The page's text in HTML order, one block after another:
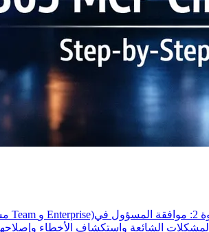
الخطوة 1: تمكين موصل M365 (مسؤولو Team و Enterprise)
المشكلات الشائعة واستكشاف الأخطاء